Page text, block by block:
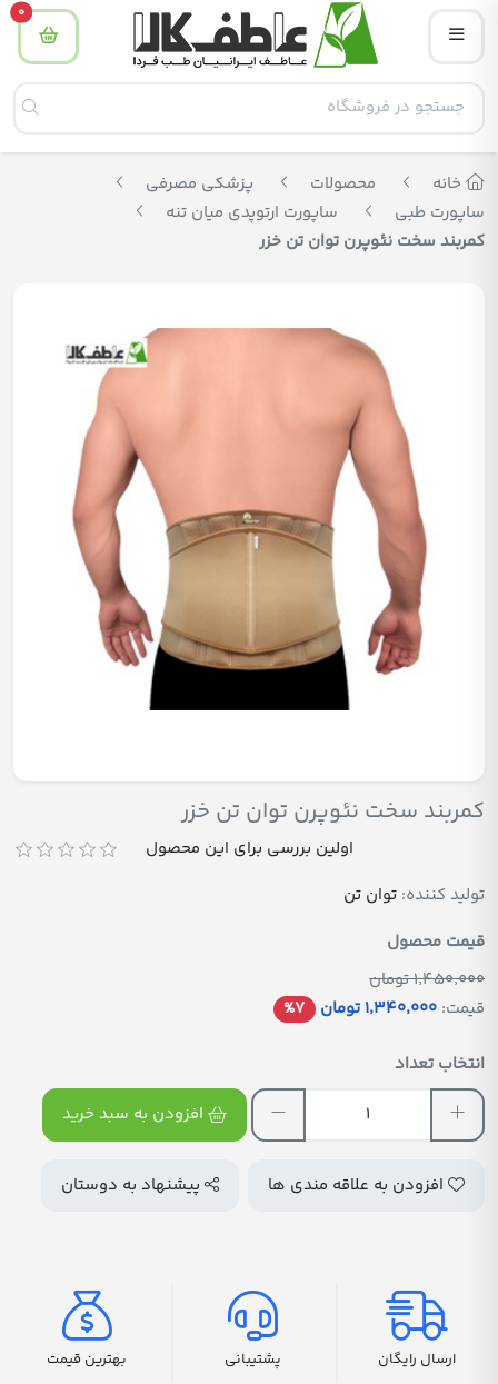
0
خانه محصولات
پزشکی مصرفی
ساپورت طبی
ساپورت ارتوپدی میان تنه
کمربند سخت نئوپرن توان تن خزر
کمربند سخت نئوپرن توان تن خزر
اولین بررسی برای این محصول
تولید کننده: توان تن
قیمت محصول
1٬450٬000 تومان
قیمت: 1٬340٬000 تومان %7
انتخاب تعداد
افزودن به سبد خرید
افزودن به علاقه مندی ها پیشنهاد به دوستان
ارسال رایگان پشتیبانی بهترین قیمت